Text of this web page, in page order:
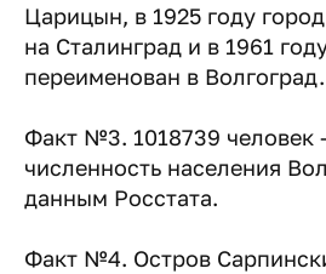
Царицын, в 1925 году
на Сталинград и в 1961
переименован в Волгоград.
Факт №3. 1018739 человек
численность населения
данным Росстата.
Факт №4. Остров